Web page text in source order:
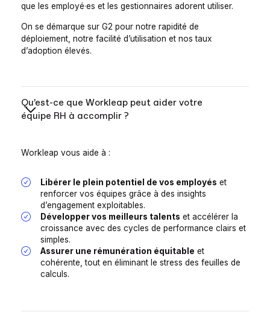
que les employé·es et les gestionnaires adorent utiliser.
On se démarque sur G2 pour notre rapidité de
déploiement, notre facilité d’utilisation et nos taux
d’adoption élevés.
Qu’est-ce que Workleap peut aider votre
équipe RH à accomplir ?
Workleap vous aide à :
Libérer le plein potentiel de vos employés et
renforcer vos équipes grâce à des insights
d’engagement exploitables.
Développer vos meilleurs talents et accélérer la
croissance avec des cycles de performance clairs et
simples.
Assurer une rémunération équitable et
cohérente, tout en éliminant le stress des feuilles de
calculs.